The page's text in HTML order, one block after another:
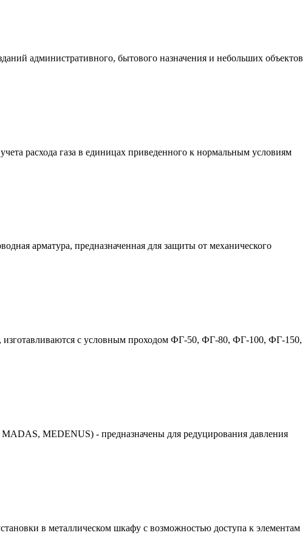
административного, бытового назначения и небольших объектов
газа в единицах приведенного к нормальным условиям
предназначенная для защиты от механического
изготавливаются с условным проходом ФГ-50, ФГ-80, ФГ-100, ФГ-150,
MEDENUS) - предназначены для редуцирования давления
в металлическом шкафу с возможностью доступа к элементам